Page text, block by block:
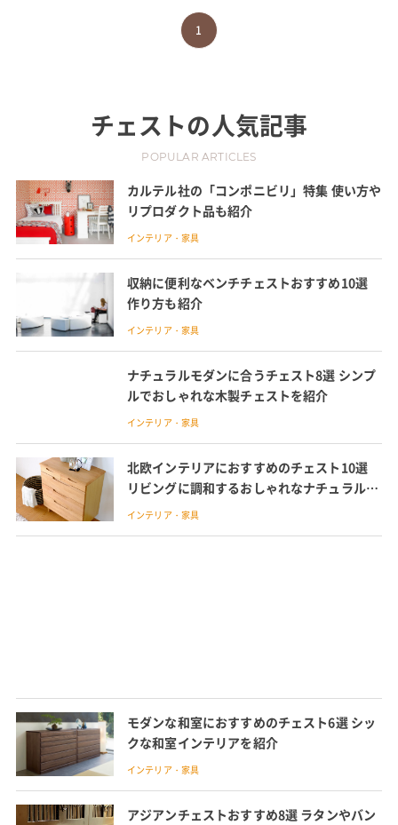
1
チェストの人気記事
POPULAR ARTICLES
カルテル社の「コンポニビリ」特集 使い方や
リプロダクト品も紹介
インテリア・家具
収納に便利なベンチチェストおすすめ10選
作り方も紹介
インテリア・家具
ナチュラルモダンに合うチェスト8選 シンプ
ルでおしゃれな木製チェストを紹介
インテリア・家具
北欧インテリアにおすすめのチェスト10選
リビングに調和するおしゃれなナチュラルテ
イスト
インテリア・家具
モダンな和室におすすめのチェスト6選 シッ
クな和室インテリアを紹介
インテリア・家具
アジアンチェストおすすめ8選 ラタンやバン